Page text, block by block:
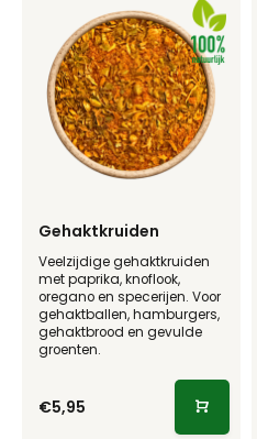
Gehaktkruiden
Veelzijdige gehaktkruiden
met paprika, knoflook,
oregano en specerijen. Voor
gehaktballen, hamburgers,
gehaktbrood en gevulde
groenten.
€5,95